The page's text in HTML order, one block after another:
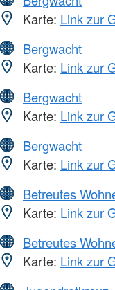
Karte: Link zur
Bergwacht
Karte: Link zur
Bergwacht
Karte: Link zur
Bergwacht
Karte: Link zur
Betreutes
Karte: Link zur
Betreutes
Karte: Link zur